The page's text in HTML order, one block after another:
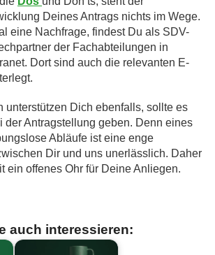
Deines Antrags nichts im Wege.
eine Nachfrage, findest Du als SDV-
der Fachabteilungen in
Dort sind auch die relevanten E-
unterstützen Dich ebenfalls, sollte es
der Antragstellung geben. Denn eines
Abläufe ist eine enge
Dir und uns unerlässlich. Daher
ein offenes Ohr für Deine Anliegen.
auch interessieren: